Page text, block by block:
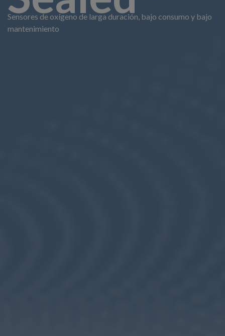
Sensores de oxígeno de larga duración, bajo consumo y bajo
mantenimiento